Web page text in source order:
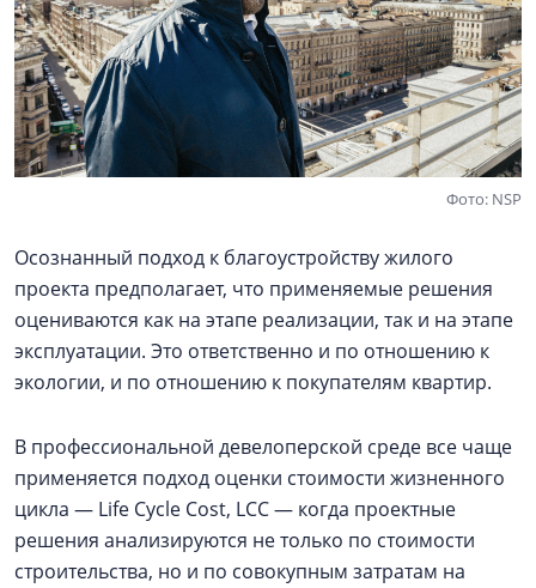
Фото: NSP
Осознанный подход к благоустройству жилого
проекта предполагает, что применяемые решения
оцениваются как на этапе реализации, так и на этапе
эксплуатации. Это ответственно и по отношению к
экологии, и по отношению к покупателям квартир.
В профессиональной девелоперской среде все чаще
применяется подход оценки стоимости жизненного
цикла — Life Cycle Cost, LCC — когда проектные
решения анализируются не только по стоимости
строительства, но и по совокупным затратам на